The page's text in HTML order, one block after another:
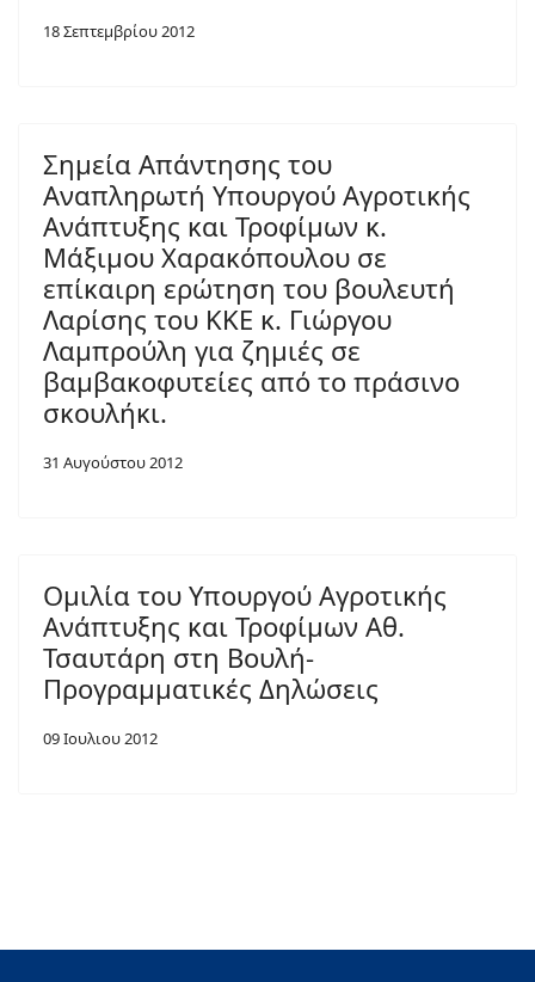
18 Σεπτεμβρίου 2012
Σημεία Απάντησης του
Αναπληρωτή Υπουργού Αγροτικής
Ανάπτυξης και Τροφίμων κ.
Μάξιμου Χαρακόπουλου σε
επίκαιρη ερώτηση του βουλευτή
Λαρίσης του ΚΚΕ κ. Γιώργου
Λαμπρούλη για ζημιές σε
βαμβακοφυτείες από το πράσινο
σκουλήκι.
31 Αυγούστου 2012
Ομιλία του Υπουργού Αγροτικής
Ανάπτυξης και Τροφίμων Αθ.
Τσαυτάρη στη Βουλή-
Προγραμματικές Δηλώσεις
09 Ιουλιου 2012